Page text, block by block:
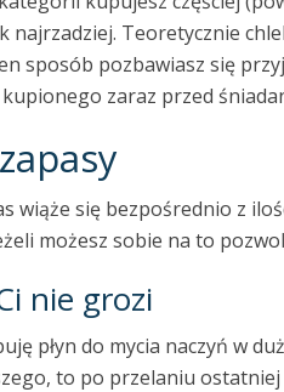
Teoretycznie
sposób pozbawiasz się
zaraz przed
wiąże się bezpośrednio z
możesz sobie na to
nie grozi
płyn do mycia naczyń w
to po przelaniu